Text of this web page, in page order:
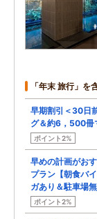
「年末 旅行」を
早期割引＜30日
グ＆約6，500冊
ポイント2%
早めの計画がお
プラン【朝食バ
ガあり＆駐車場無
ポイント2%